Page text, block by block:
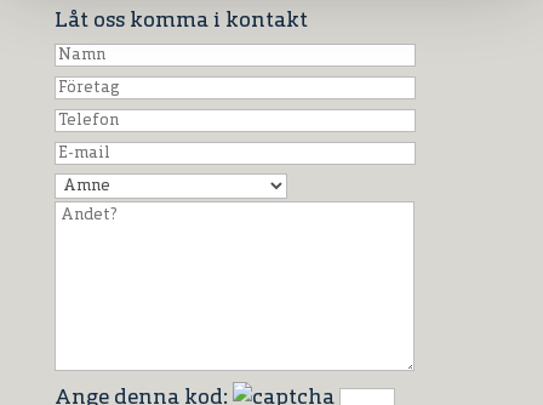
Låt oss komma i kontakt
Ange denna kod: